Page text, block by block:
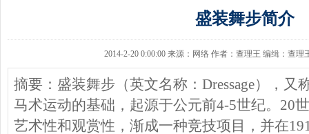
盛装舞步简介
2014-2-20 0:00:00 来源：网络 作者：查理王 编缉：查理
摘要：盛装舞步（英文名称：Dressage），又
马术运动的基础，起源于公元前4-5世纪。20
艺术性和观赏性，渐成一种竞技项目，并在